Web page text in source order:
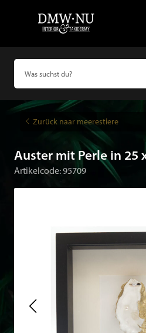
Zurück naar meerestiere
Auster mit Perle in 25
Artikelcode: 95709